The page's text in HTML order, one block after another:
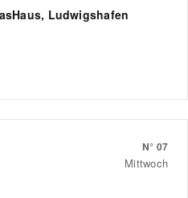
Ludwigshafen
N° 07
Mittwoch